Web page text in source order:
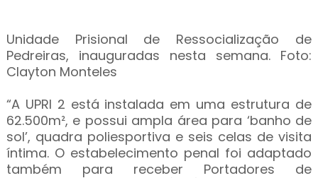
Unidade Prisional de Ressocialização de
Pedreiras, inauguradas nesta semana. Foto:
Clayton Monteles
“A UPRI 2 está instalada em uma estrutura de
62.500m², e possui ampla área para ‘banho de
sol’, quadra poliesportiva e seis celas de visita
íntima. O estabelecimento penal foi adaptado
também para receber Portadores de